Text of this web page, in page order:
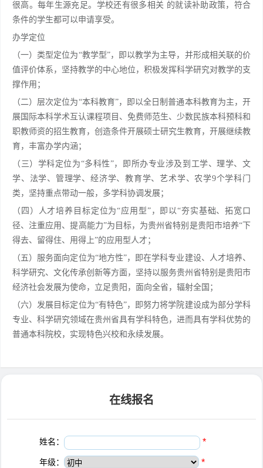
很高。每年生源充足。学校还有很多相关 的就读补助政策，符合
条件的学生都可以申请享受。
办学定位
（一）类型定位为“教学型”，即以教学为主导，并形成相关联的价
值评价体系，坚持教学的中心地位，积极发挥科学研究对教学的支
撑作用；
（二）层次定位为“本科教育”，即以全日制普通本科教育为主，开
展国际本科学术互认课程项目、免费师范生、少数民族本科预科和
职教师资的招生教育，创造条件开展硕士研究生教育，开展继续教
育，丰富办学内涵；
（三）学科定位为“多科性”，即所办专业涉及到工学、理学、文
学、法学、管理学、经济学、教育学、艺术学、农学9个学科门
类，坚持重点带动一般，多学科协调发展；
（四）人才培养目标定位为“应用型”，即以“夯实基础、拓宽口
径、注重应用、提高能力”为目标，为贵州省特别是贵阳市培养“下
得去、留得住、用得上”的应用型人才；
（五）服务面向定位为“地方性”，即在学科专业建设、人才培养、
科学研究、文化传承创新等方面，坚持以服务贵州省特别是贵阳市
经济社会发展为使命，立足贵阳，面向全省，辐射全国；
（六）发展目标定位为“有特色”，即努力将学院建设成为部分学科
专业、科学研究领域在贵州省具有学科特色，进而具有学科优势的
普通本科院校，实现特色兴校和永续发展。
在线报名
姓名： *
年级： *